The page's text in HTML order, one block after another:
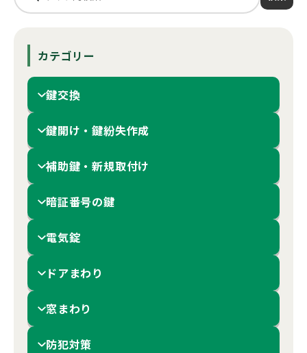
カテゴリー
鍵交換
鍵開け・鍵紛失作成
補助鍵・新規取付け
暗証番号の鍵
電気錠
ドアまわり
窓まわり
防犯対策